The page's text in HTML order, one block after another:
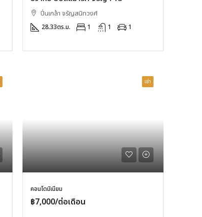
ปิ่นเกล้า จรัญสนิทวงศ์
28.33ตร.ม. 1 1 1
เช่า
คอนโดมิเนียม
฿7,000/ต่อเดือน